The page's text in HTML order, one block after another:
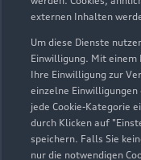
externen Inhalten
Um diese Dienste
Einwilligung. Mit
Ihre Einwilligung zur
einzelne
jede Cookie-Kategorie
durch Klicken auf
speichern. Falls Sie
nur die notwendigen